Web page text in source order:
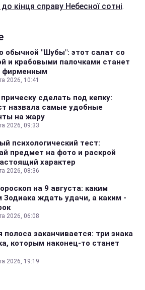
кінця справу Небесної сотні.
обычной "Шубы": этот салат со
и крабовыми палочками станет
фирменным
2026, 10:41
сделать под кепку:
назвала самые удобные
на жару
2026, 09:33
психологический тест:
предмет на фото и раскрой
характер
2026, 08:36
на 9 августа: каким
Зодиака ждать удачи, а каким -
2026, 06:08
полоса заканчивается: три знака
которым наконец-то станет
2026, 19:19